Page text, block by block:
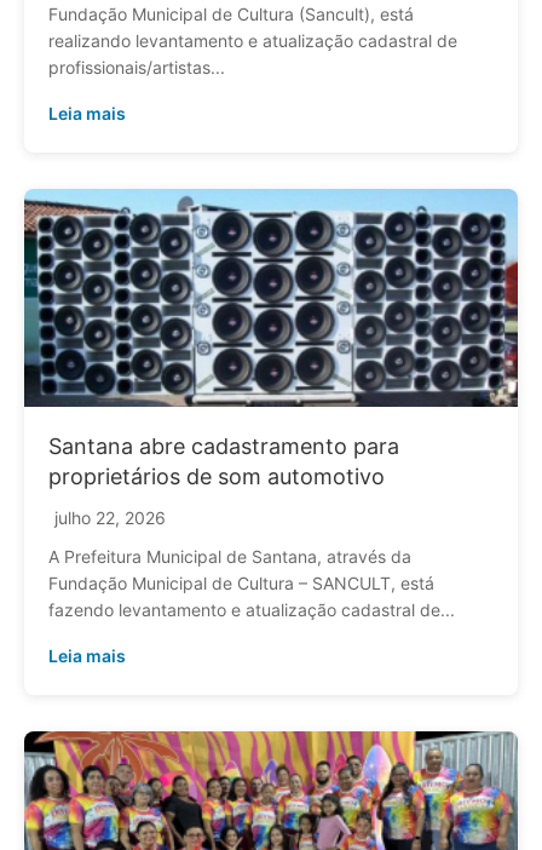
Fundação Municipal de Cultura (Sancult), está
realizando levantamento e atualização cadastral de
profissionais/artistas...
Leia mais
Santana abre cadastramento para
proprietários de som automotivo
julho 22, 2026
A Prefeitura Municipal de Santana, através da
Fundação Municipal de Cultura – SANCULT, está
fazendo levantamento e atualização cadastral de...
Leia mais